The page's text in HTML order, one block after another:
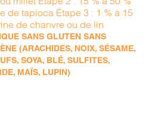
de tapioca Étape 3 : 1 % à 15
de chanvre ou de lin
SANS GLUTEN SANS
(ARACHIDES, NOIX, SÉSAME,
SOYA, BLÉ, SULFITES,
MAÏS, LUPIN)